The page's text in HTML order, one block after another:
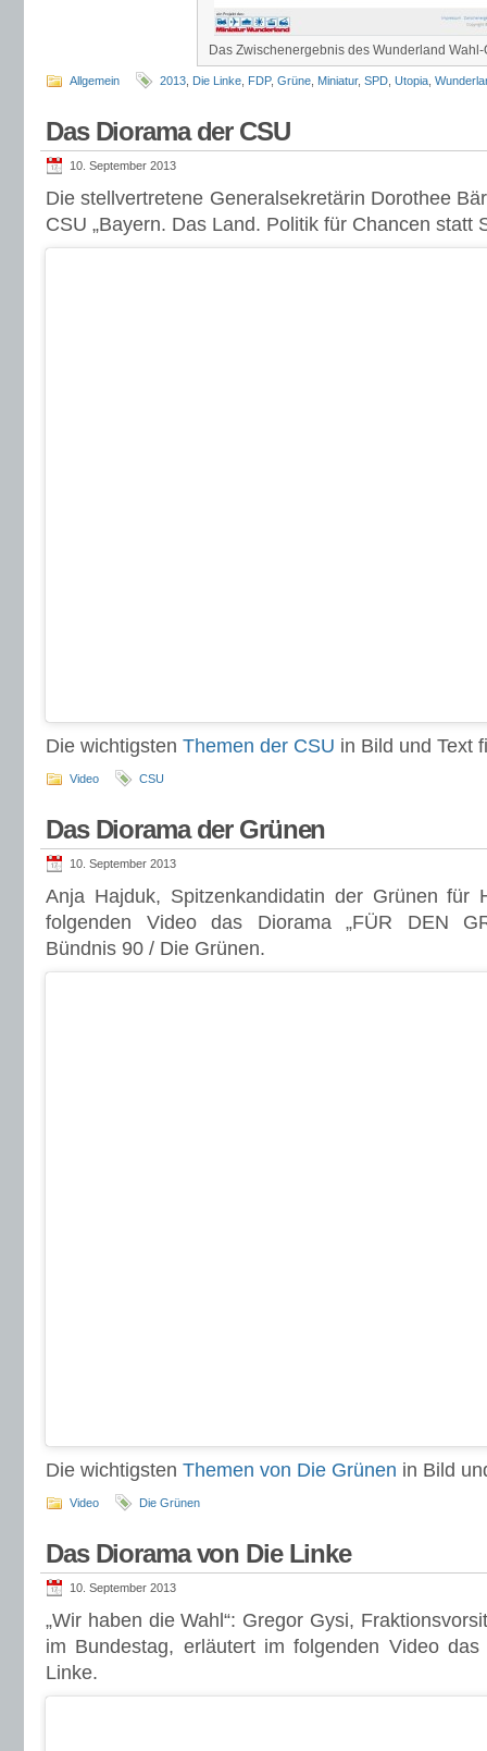
Das Zwischenergebnis des Wunderland Wahl-
Allgemein 2013 Die Linke FDP, Grüne Miniatur, SPD Utopia
Das Diorama der CSU
10. September 2013
Die stellvertretene Generalsekretärin Dorothee
CSU „Bayern. Das Land. Politik für Chancen statt
Die wichtigsten Themen der CSU in Bild und Text
Video CSU
Das Diorama der Grünen
10. September 2013
Anja Hajduk, Spitzenkandidatin der Grünen für
folgenden Video das Diorama „FÜR DEN
Bündnis 90 / Die Grünen.
Die wichtigsten Themen von Die Grünen in Bild
Video Die Grünen
Das Diorama von Die Linke
10. September 2013
„Wir haben die Wahl“: Gregor Gysi,
im Bundestag, erläutert im folgenden Video
Linke.